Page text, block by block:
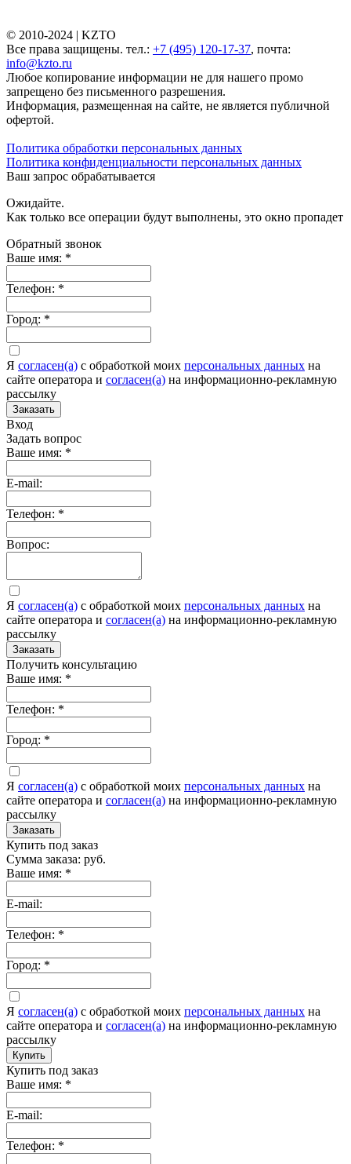
© 2010-2024 | KZTO
Все права защищены. тел.: +7 (495) 120-17-37, почта:
info@kzto.ru
Любое копирование информации не для нашего промо
запрещено без письменного разрешения.
Информация, размещенная на сайте, не является публичной
офертой.
Политика обработки персональных данных
Политика конфиденциальности персональных данных
Ваш запрос обрабатывается
Ожидайте.
Как только все операции будут выполнены, это окно пропадет
Обратный звонок
Ваше имя: *
Телефон: *
Город: *
Я согласен(а) c обработкой моих персональных данных на
сайте оператора и согласен(а) на информационно-рекламную
рассылку
Заказать
Вход
Задать вопрос
Ваше имя: *
E-mail:
Телефон: *
Вопрос:
Я согласен(а) c обработкой моих персональных данных на
сайте оператора и согласен(а) на информационно-рекламную
рассылку
Заказать
Получить консультацию
Ваше имя: *
Телефон: *
Город: *
Я согласен(а) c обработкой моих персональных данных на
сайте оператора и согласен(а) на информационно-рекламную
рассылку
Заказать
Купить под заказ
Сумма заказа: руб.
Ваше имя: *
E-mail:
Телефон: *
Город: *
Я согласен(а) c обработкой моих персональных данных на
сайте оператора и согласен(а) на информационно-рекламную
рассылку
Купить
Купить под заказ
Ваше имя: *
E-mail:
Телефон: *